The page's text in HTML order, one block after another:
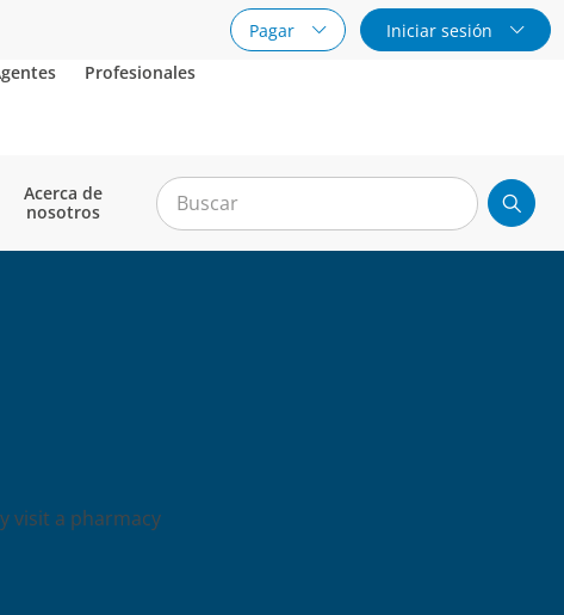
Pagar
Iniciar sesión
Profesionales
Acerca de
nosotros